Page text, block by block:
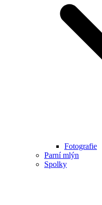
Fotografie
Parní mlýn
Spolky